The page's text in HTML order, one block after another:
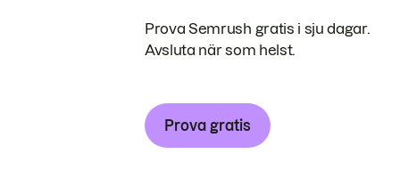
Prova Semrush gratis i sju dagar.
Avsluta när som helst.
Prova gratis